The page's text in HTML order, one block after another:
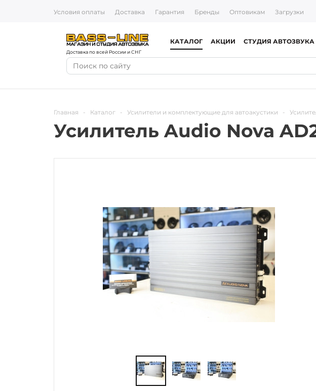
Условия оплаты Доставка Гарантия Бренды Оптовикам Загрузки
Доставка по всей России и СНГ
КАТАЛОГ АКЦИИ СТУДИЯ АВТОЗВУКА
Главная - Каталог - Усилители и комплектующие для автоакустики -
Усилитель Audio Nova